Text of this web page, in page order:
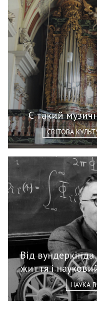
Є такий
СВІТОВА
Від
життя і
НАУКА